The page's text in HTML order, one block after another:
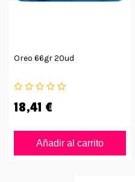
Oreo 66gr 20ud
18,41 €
Añadir al carrito